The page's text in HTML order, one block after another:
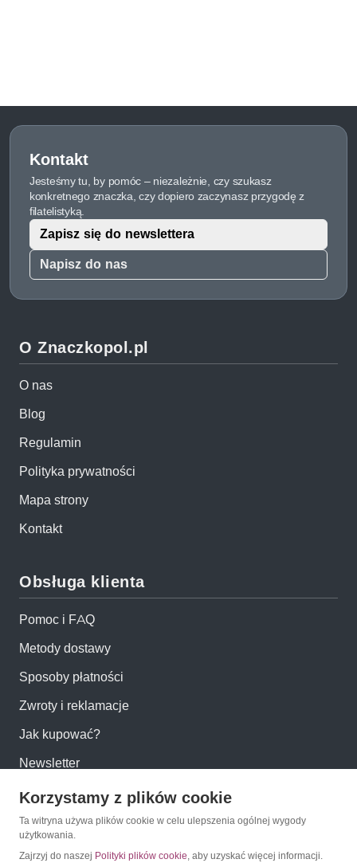
Kontakt
Jesteśmy tu, by pomóc – niezależnie, czy szukasz
konkretnego znaczka, czy dopiero zaczynasz przygodę z
filatelistyką.
Napisz do nas
Zapisz się do newslettera
O Znaczkopol.pl
O nas
Blog
Regulamin
Polityka prywatności
Mapa strony
Kontakt
Obsługa klienta
Pomoc i FAQ
Metody dostawy
Sposoby płatności
Zwroty i reklamacje
Jak kupować?
Newsletter
Konto
Moje konto
Korzystamy z plików cookie
Ta witryna używa plików cookie w celu ulepszenia ogólnej wygody
użytkowania.
Zajrzyj do naszej Polityki plików cookie, aby uzyskać więcej informacji.